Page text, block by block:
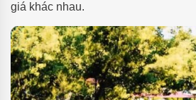
giá khác nhau.